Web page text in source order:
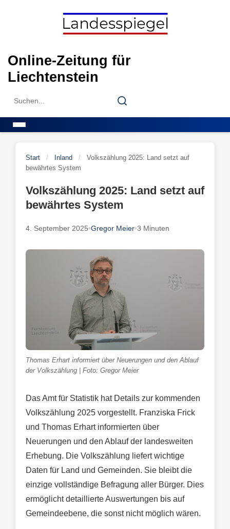
Online-Zeitung für
Liechtenstein
Search
Search
Start / Inland /
Volkszählung 2025: Land setzt auf
bewährtes System
Volkszählung 2025: Land setzt auf
bewährtes System
4. September 2025•Gregor Meier•3 Minuten
Thomas Erhart informiert über Neuerungen und den Ablauf
der Volkszählung | Foto: Gregor Meier
Das Amt für Statistik hat Details zur kommenden
Volkszählung 2025 vorgestellt. Franziska Frick
und Thomas Erhart informierten über
Neuerungen und den Ablauf der landesweiten
Erhebung. Die Volkszählung liefert wichtige
Daten für Land und Gemeinden. Sie bleibt die
einzige vollständige Befragung aller Bürger. Dies
ermöglicht detaillierte Auswertungen bis auf
Gemeindeebene, die sonst nicht möglich wären.